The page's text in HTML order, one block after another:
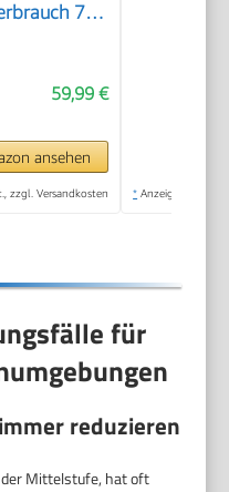
7W,
59,99 €
ansehen
zzgl. Versandkosten * Anzeige
für
reduzieren
der Mittelstufe, hat oft